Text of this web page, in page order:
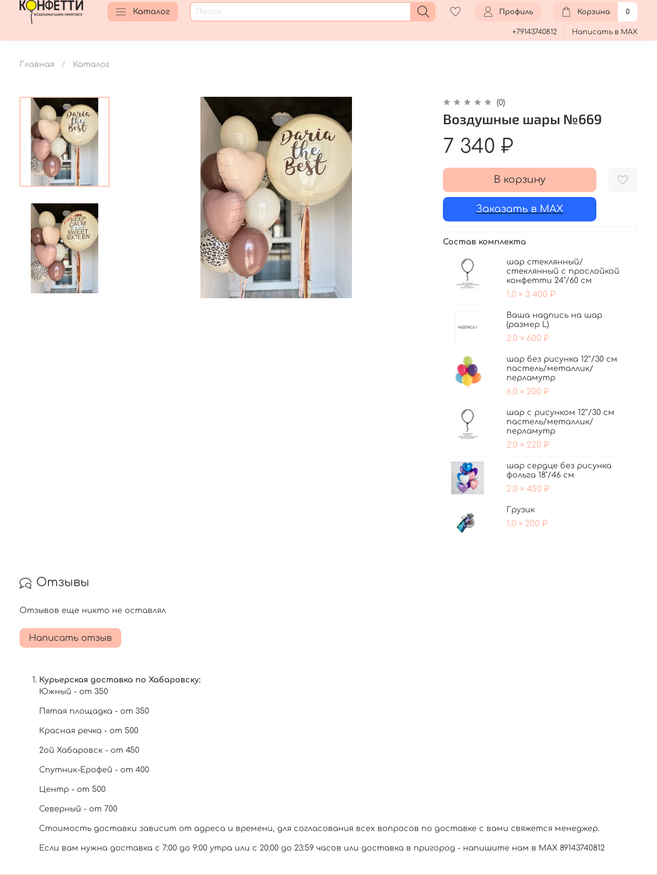
Каталог Профиль Корзина 0
+79143740812 Написать в MAX
Главная Каталог
(0)
Воздушные шары №669
7 340 ₽
В корзину
Заказать в MAX
Состав комплекта
шар стеклянный/
стеклянный с прослойкой
конфетти 24"/60 см
1.0 × 3 400 ₽
Ваша надпись на шар
(размер L)
2.0 × 600 ₽
шар без рисунка 12'’/30 см
пастель/металлик/
перламутр
6.0 × 200 ₽
шар с рисунком 12'’/30 см
пастель/металлик/
перламутр
2.0 × 220 ₽
шар сердце без рисунка
фольга 18"/46 см
2.0 × 450 ₽
Грузик
1.0 × 200 ₽
Отзывы
Отзывов еще никто не оставлял
Написать отзыв
Курьерская доставка по Хабаровску:
Южный - от 350
Пятая площадка - от 350
Красная речка - от 500
2ой Хабаровск - от 450
Спутник-Ерофей - от 400
Центр - от 500
Северный - от 700
Стоимость доставки зависит от адреса и времени, для согласования всех вопросов по доставке с вами свяжется менеджер.
Если вам нужна доставка с 7:00 до 9:00 утра или с 20:00 до 23:59 часов или доставка в пригород - напишите нам в МАХ 89143740812